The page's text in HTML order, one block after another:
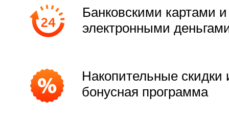
Банковскими картами и
электронными
Накопительные скидки
бонусная программа